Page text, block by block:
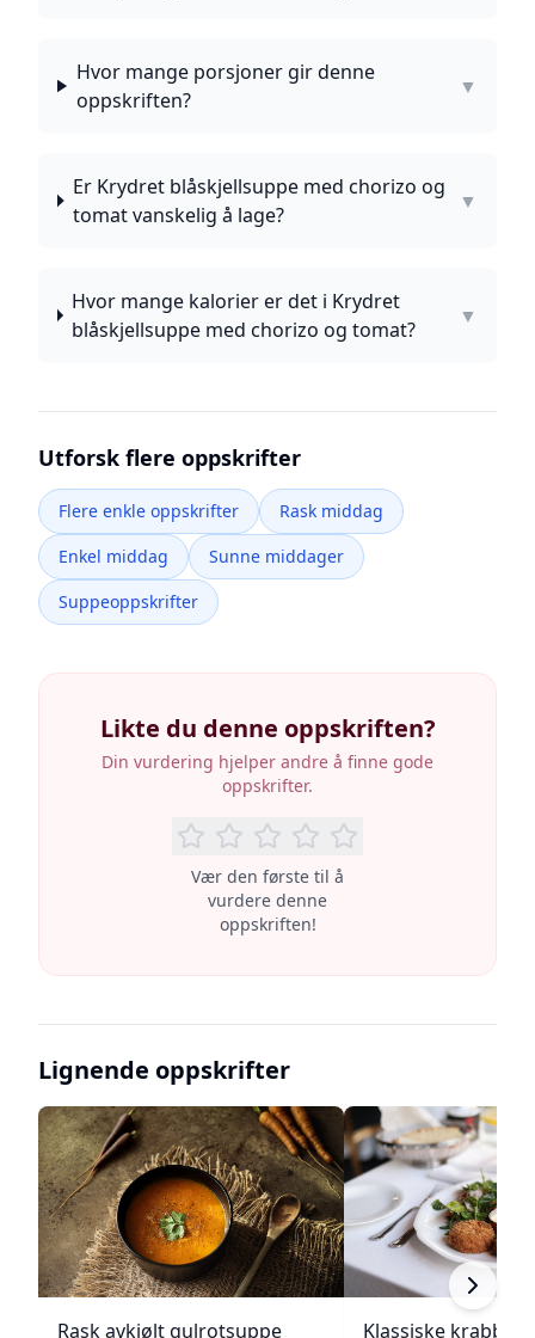
Hvor mange porsjoner gir denne
oppskriften?
▼
Er Krydret blåskjellsuppe med chorizo og
tomat vanskelig å lage?
▼
Hvor mange kalorier er det i Krydret
blåskjellsuppe med chorizo og tomat?
▼
Utforsk flere oppskrifter
Flere enkle oppskrifter
Rask middag
Enkel middag
Sunne middager
Suppeoppskrifter
Likte du denne oppskriften?
Din vurdering hjelper andre å finne gode
oppskrifter.
Vær den første til å
vurdere denne
oppskriften!
Lignende oppskrifter
Rask avkjølt gulrotsuppe
Klassiske